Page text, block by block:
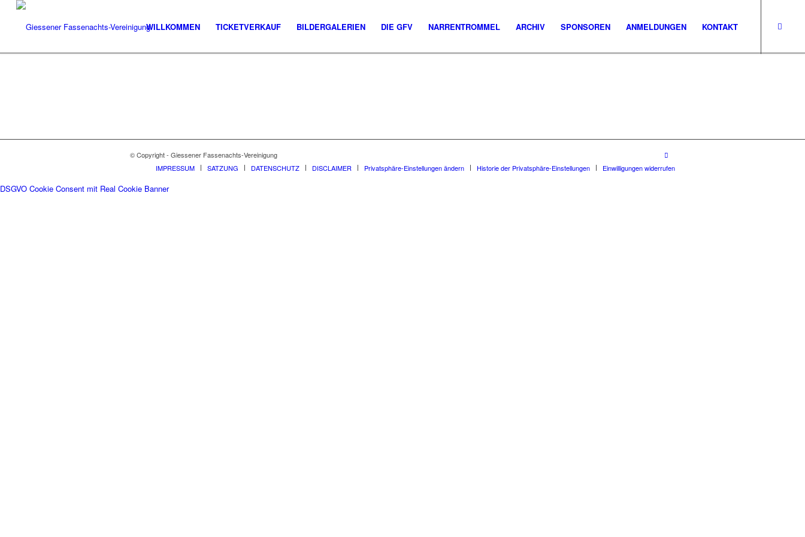
WILLKOMMEN TICKETVERKAUF BILDERGALERIEN DIE GFV NARRENTROMMEL ARCHIV SPONSOREN ANMELDUNGEN KONTAKT
© Copyright - Giessener Fassenachts-Vereinigung
IMPRESSUM
SATZUNG DATENSCHUTZ DISCLAIMER Privatsphäre-Einstellungen ändern Historie der Privatsphäre-Einstellungen Einwilligungen widerrufen
DSGVO Cookie Consent mit Real Cookie Banner